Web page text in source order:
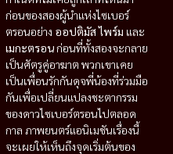
ก่อนของสองผู้นำแห่งไซเบอร์
ตรอนอย่าง ออปติมัส ไพร์ม และ
เมกะตรอนก่อนที่ทั้งสองจะกลาย
เป็นศัตรูคู่อาฆาต พวกเขาเคย
เป็นเพื่อนรักกันดุจพี่น้องที่ร่วมมือ
กันเพื่อเปลี่ยนแปลงชะตากรรม
ของดาวไซเบอร์ตรอนไปตลอด
กาล ภาพยนตร์แอนิเมชันเรื่องนี้
จะเผยให้เห็นถึงจุดเริ่มต้นของ